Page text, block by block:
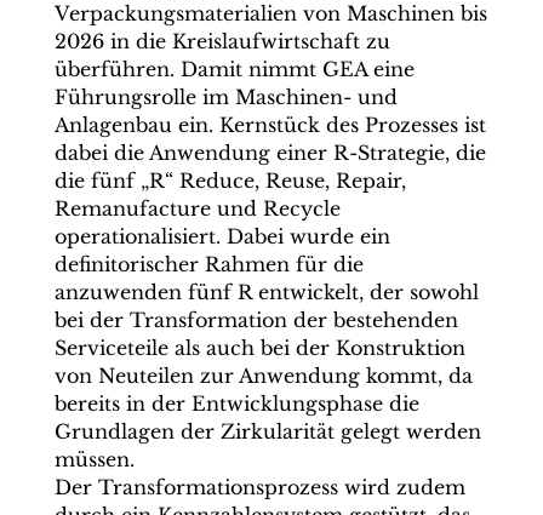
Verpackungsmaterialien von Maschinen bis
2026 in die Kreislaufwirtschaft zu
überführen. Damit nimmt GEA eine
Führungsrolle im Maschinen- und
Anlagenbau ein. Kernstück des Prozesses ist
dabei die Anwendung einer R-Strategie, die
die fünf „R“ Reduce, Reuse, Repair,
Remanufacture und Recycle
operationalisiert. Dabei wurde ein
definitorischer Rahmen für die
anzuwenden fünf R entwickelt, der sowohl
bei der Transformation der bestehenden
Serviceteile als auch bei der Konstruktion
von Neuteilen zur Anwendung kommt, da
bereits in der Entwicklungsphase die
Grundlagen der Zirkularität gelegt werden
müssen.
Der Transformationsprozess wird zudem